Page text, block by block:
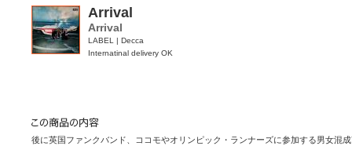
Arrival
Arrival
LABEL | Decca
Internatinal delivery OK
後に英国ファンクバンド、ココモやオリンピック・ランナーズに参加する男女混